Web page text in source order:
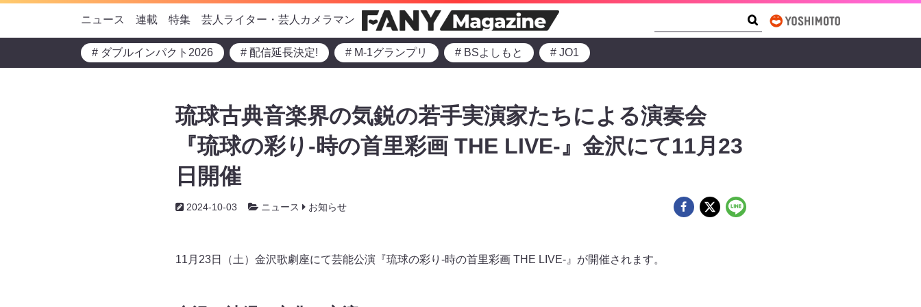
ニュース 連載 特集 芸人ライター・芸人カメラマン
# ダブルインパクト2026 # 配信延長決定! # M-1グランプリ # BSよしもと # JO1
琉球古典音楽界の気鋭の若手実演家たちによる演奏会
『琉球の彩り-時の首里彩画 THE LIVE-』金沢にて11月23
日開催
2024-10-03 ニュース お知らせ
11月23日（土）金沢歌劇座にて芸能公演『琉球の彩り-時の首里彩画 THE LIVE-』が開催されます。